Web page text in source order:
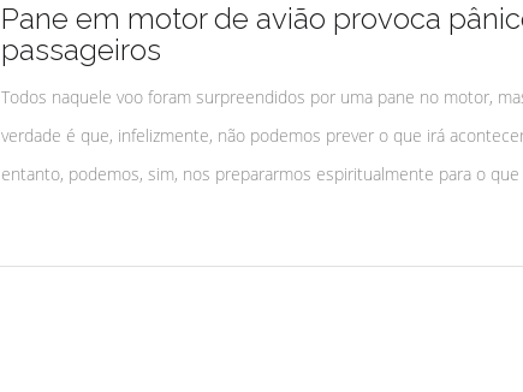
Pane em motor de avião provoca
passageiros
Todos naquele voo foram surpreendidos por uma pane no motor,
verdade é que, infelizmente, não podemos prever o que irá
entanto, podemos, sim, nos prepararmos espiritualmente para o que